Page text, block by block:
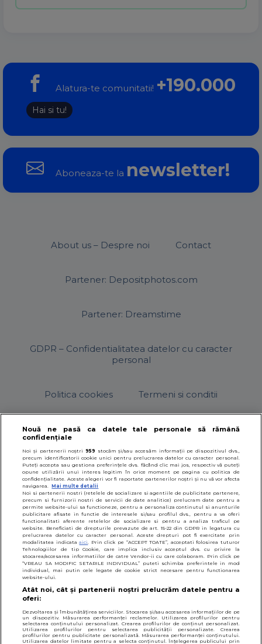
Alatura-te comunitatii! +190.000
Hai si tu!
Aboneaza-te la newsletter!
About us – Despre noi Contact
Partener: Depositphotos.com
Partener: Dreamstime
GDPR – Confidentialitatea datelor cu caracter
personal
Politica cookies Termeni si conditii
© 2026SfatulParintilor.ro
Nouă ne pasă ca datele tale personale să rămână
confidențiale
Noi și partenerii noștri959 stocăm și/sau accesăm informații pe dispozitivul dvs.,
precum identificatorii cookie unici pentru prelucrarea datelor cu caracter personal.
Puteți accepta sau gestiona preferințele dvs. făcând clic mai jos, respectiv vă puteți
opune utilizării unui interes legitim în orice moment pe pagina cu politica de
confidențialitate. Aceste alegeri vor fi raportate partenerilor noștri și nu vă vor afecta
navigarea. Mai multe detalii
Noi si partenerii nostri (retelele de socializare si agentiile de publicitate partenere,
precum si furnizorii nostri de servicii de date analitice) prelucram date pentru a
permite website-ului sa functioneze, pentru a personaliza continutul si anunturile
publicitare afisate in functie de interesele si/sau profilul dvs., pentru a va oferi
functionalitati aferente retelelor de socializare si pentru a analiza traficul pe
website. Beneficiati de drepturile prevazute de art. 15-22 din GDPR in legatura cu
prelucrarea datelor cu caracter personal. Aceste drepturi pot fi exercitate prin
modalitatea indicataaici. Prin click pe “ACCEPT TOATE”, acceptati folosirea tuturor
Tehnologiilor de tip Cookie, care implica inclusiv acceptul dvs. cu privire la
stocarea/accesarea informatiilor de catre Vendor-ii cu care colaboram. Prin click pe
“VREAU SA MODIFIC SETARILE INDIVIDUAL” puteti schimba preferintele in mod
individual, mai putin cele legate de cookie strict necesare pentru functionarea
website-ului.
Atât noi, cât și partenerii noștri prelucrăm datele pentru a
oferi:
Dezvoltarea și îmbunătățirea serviciilor. Stocarea și/sau accesarea informațiilor de pe
un dispozitiv. Măsurarea performanței reclamelor. Utilizarea profilurilor pentru
selectarea conținutului personalizat. Crearea profilurilor de conținut personalizat.
Utilizarea profilurilor pentru selectarea publicității personalizate. Crearea
profilurilor pentru publicitate personalizată. Măsurarea performanței conținutului.
Utilizarea datelor limitate pentru a selecta conținutul. Înțelegerea publicului prin